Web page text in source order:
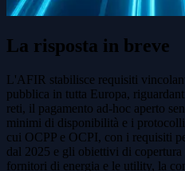
La risposta in breve
L'AFIR stabilisce requisiti
pubblica in tutta Europa,
reti, il pagamento ad-hoc aperto
minimi di disponibilità e i
cui OCPP e OCPI, con i requisiti
dal 2025 e gli obiettivi di
fornitori di energia e le utility, la